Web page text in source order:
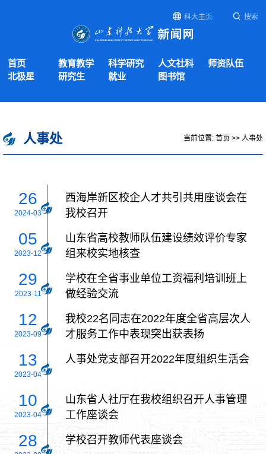
科大主页 搜索
首页 教育教学 科学研究 人文社科
师资队伍
北极星
研究生 就业 图书馆
人事处 当前位置: 首页 >> 人事处
26
2024-03
西海岸新区校企人才共引共用座谈会在
我校召开
05
2023-12
山东省高校教师队伍建设绩效评价专家
组来校实地核查
29
2023-11
学校在全省事业单位工资福利培训班上
做经验交流
12
2023-09
我校22名同志在2022年度全省高层次人
才服务工作中表现突出获表扬
13
2023-04
人事处党支部召开2022年度组织生活会
10
2023-04
山东省人社厅在我校组织召开人事管理
工作座谈会
28 学校召开教师代表座谈会